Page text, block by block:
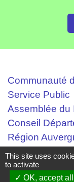
Communauté
Service Public
Assemblée du
Conseil
Région
Mentions
This site uses
to activate
OK, accept all